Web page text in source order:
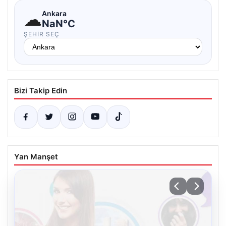
☁Ankara
NaN°C
ŞEHIR SEÇ
Bizi Takip Edin
Yan Manşet